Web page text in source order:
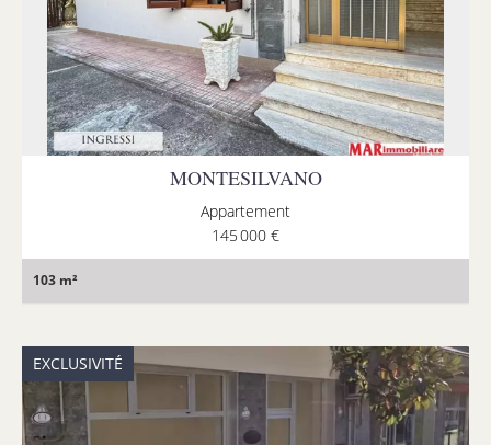
MONTESILVANO
Appartement
145 000 €
103 m²
EXCLUSIVITÉ